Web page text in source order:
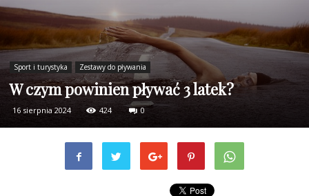
Sport i turystyka Zestawy do pływania
W czym powinien pływać 3 latek?
16 sierpnia 2024 424 0